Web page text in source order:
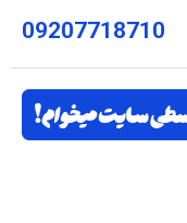
09207718710